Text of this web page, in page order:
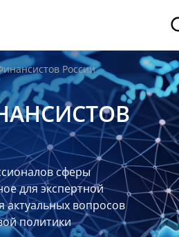
России
сферы
для экспертной
вопросов
политики